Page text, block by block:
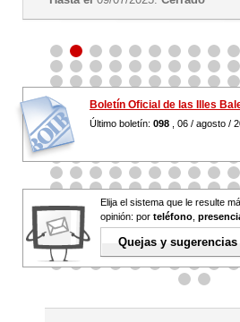
Boletín Oficial de las Illes
Último boletín: 098 , 06 / agosto /
Elija el sistema que le resulte
opinión: por teléfono
Quejas y sugerencias